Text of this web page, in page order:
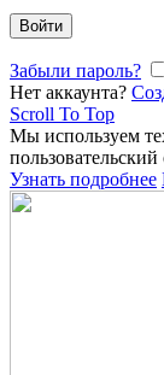
Войти
Забыли пароль?
Нет аккаунта?
Scroll To Top
Мы используем
Узнать подробнее